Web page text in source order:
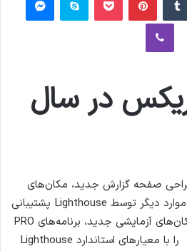
وایبر
در سال
صفحه گزارش جدید، مکان‌های
آزمایشی، برنامه‌های PRO و موارد دیگر توسط Lighthouse پشتیبانی
می‌شود. این نسخه اصلی مکان‌های آزمایشی جدید، برنامه‌های PRO
را دارد وPageSpeed/YSlow را با معیارهای استاندارد Lighthouse